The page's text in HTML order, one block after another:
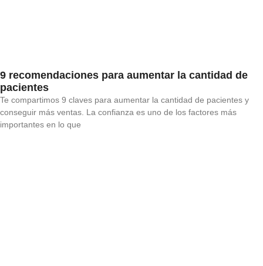
9 recomendaciones para aumentar la cantidad de
pacientes
Te compartimos 9 claves para aumentar la cantidad de pacientes y
conseguir más ventas. La confianza es uno de los factores más
importantes en lo que